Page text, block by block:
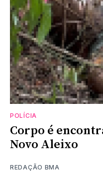
POLÍCIA
Corpo é
Novo Aleixo
REDAÇÃO BMA